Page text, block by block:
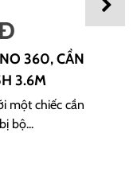
360, CẦN
3.6M
một chiếc cần
bộ...